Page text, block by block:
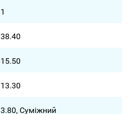
1
38.40
15.50
13.30
3.80, Суміжний